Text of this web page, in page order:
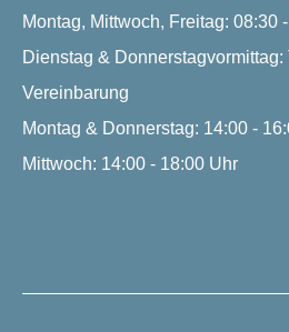
Montag, Mittwoch, Freitag: 08:30
Dienstag & Donnerstagvormittag:
Vereinbarung
Montag & Donnerstag: 14:00 -
Mittwoch: 14:00 - 18:00 Uhr